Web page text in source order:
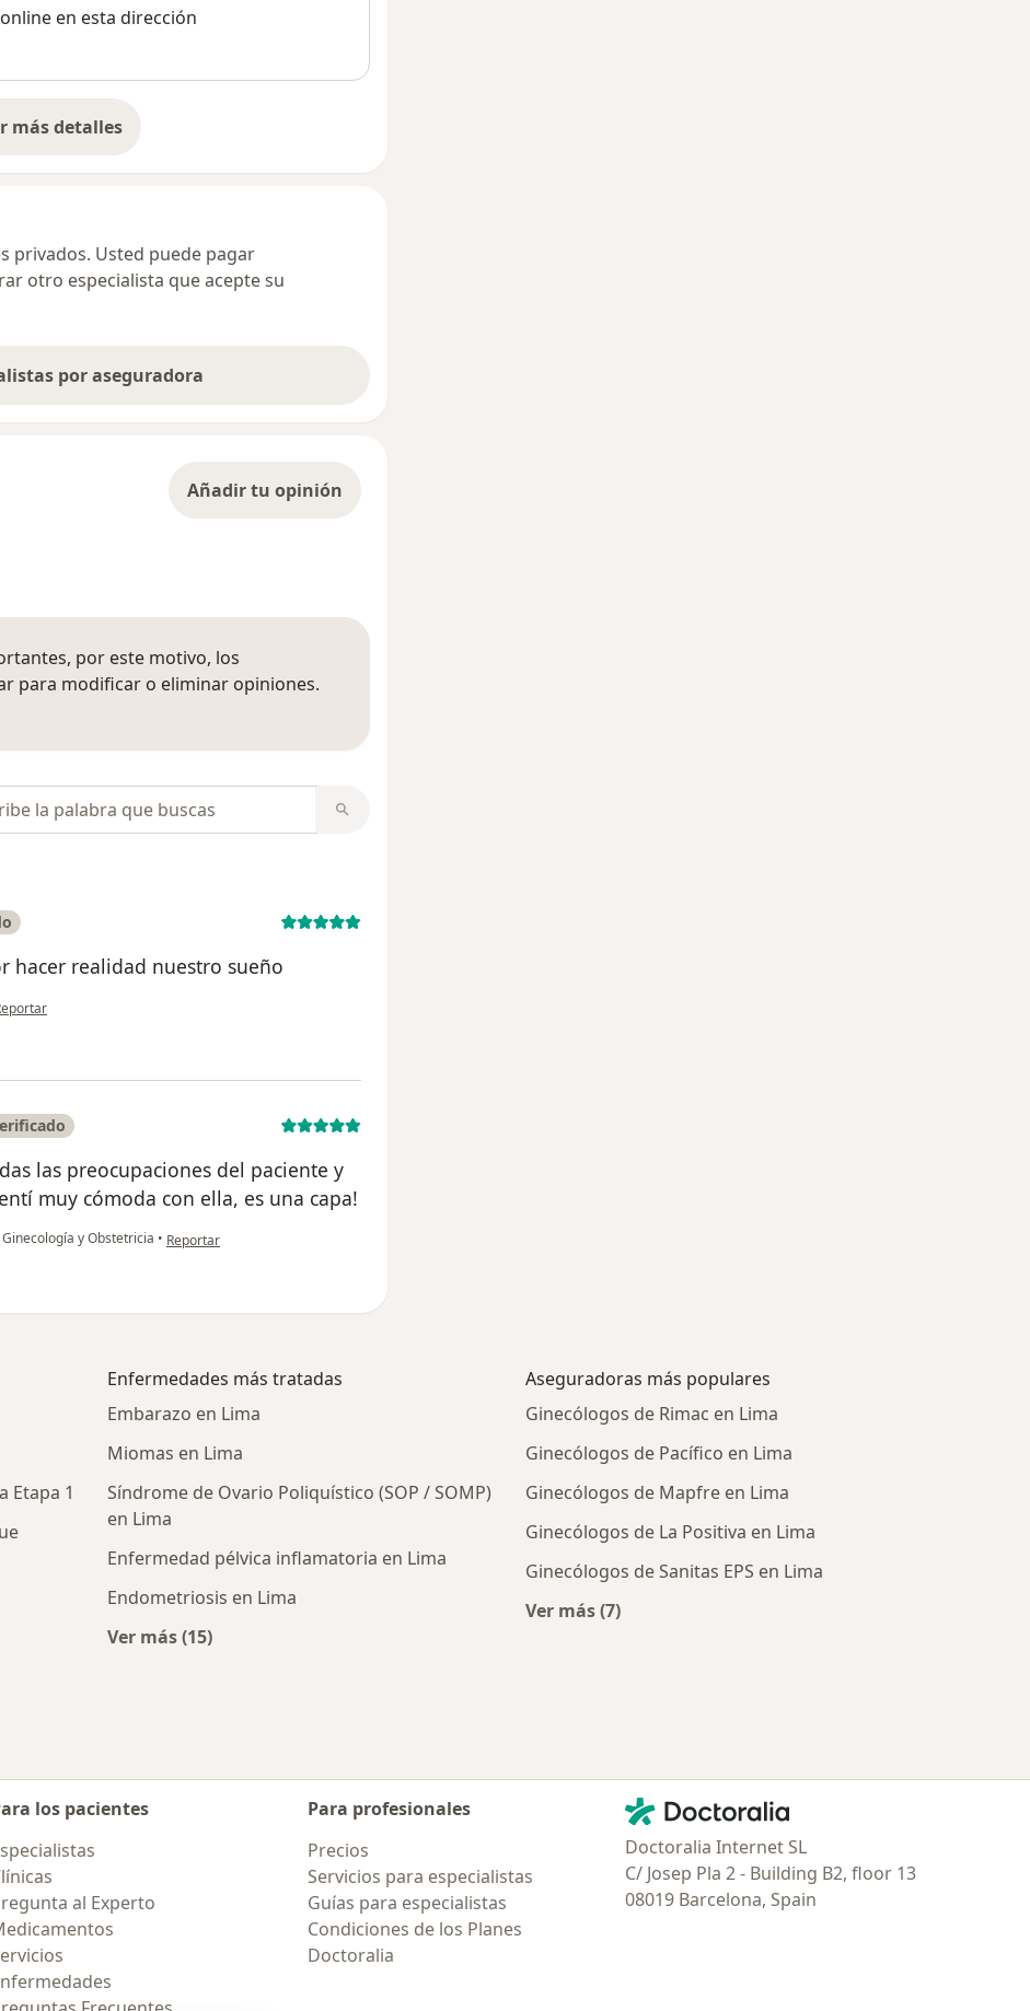
en esta dirección
más detalles
sobre la dirección
privados. Usted puede pagar
otro especialista que acepte su
por aseguradora
Añadir tu opinión
por este motivo, los
para modificar o eliminar opiniones.
en opiniones
hacer realidad nuestro sueño
opinión del usuario MP
las preocupaciones del paciente y
muy cómoda con ella, es una capa!
y Obstetricia • en opinión del usuario Anonimo
Reportar
Etapa 1
cercanos
Enfermedades más tratadas
Embarazo en Lima
Miomas en Lima
Síndrome de Ovario Poliquístico (SOP / SOMP)
en Lima
Enfermedad pélvica inflamatoria en Lima
Endometriosis en Lima
Ver más (15)
Aseguradoras más populares
Ginecólogos de Rimac en Lima
Ginecólogos de Pacífico en Lima
Ginecólogos de Mapfre en Lima
Ginecólogos de La Positiva en Lima
Ginecólogos de Sanitas EPS en Lima
Ver más (7)
los pacientes
al Experto
Para profesionales
Precios
Servicios para especialistas
Guías para especialistas
Condiciones de los Planes
Doctoralia
Contacto
Doctoralia - Página de inicio
Doctoralia Internet SL
C/ Josep Pla 2 - Building B2, floor 13
08019 Barcelona, Spain